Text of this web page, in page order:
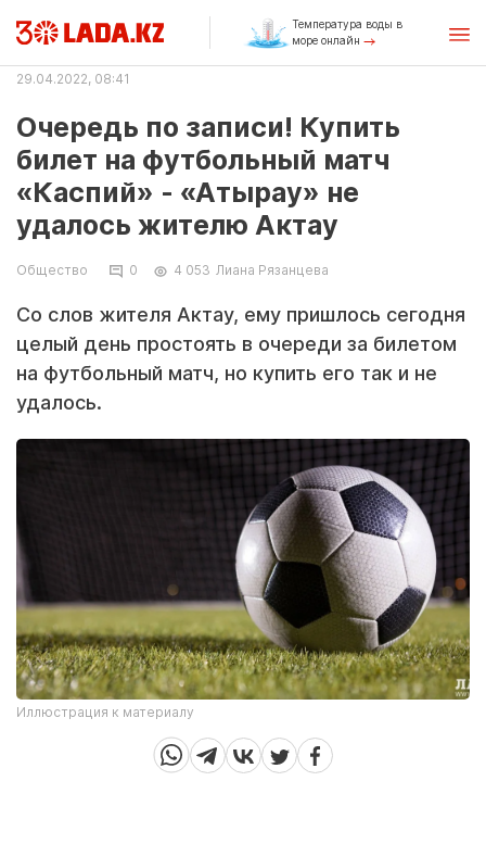
Температура воды в
море онлайн
29.04.2022, 08:41
Очередь по записи! Купить
билет на футбольный матч
«Каспий» - «Атырау» не
удалось жителю Актау
Общество 0 4 053 Лиана Рязанцева
Со слов жителя Актау, ему пришлось сегодня
целый день простоять в очереди за билетом
на футбольный матч, но купить его так и не
удалось.
Иллюстрация к материалу